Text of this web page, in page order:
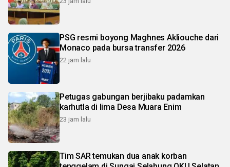
PSG resmi boyong Maghnes Akliouche dari
Monaco pada bursa transfer 2026
22 jam lalu
Petugas gabungan berjibaku padamkan
karhutla di lima Desa Muara Enim
23 jam lalu
Tim SAR temukan dua anak korban